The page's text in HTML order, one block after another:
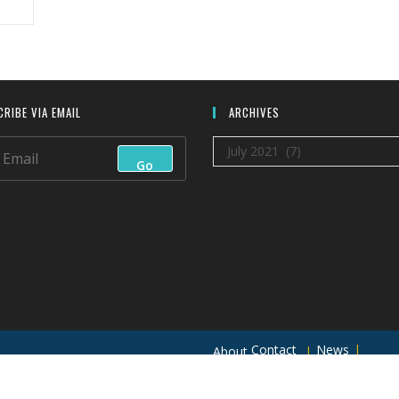
VIA EMAIL
Go
ARCHIVES
Archives
July 2021 (7)
About Contact
News